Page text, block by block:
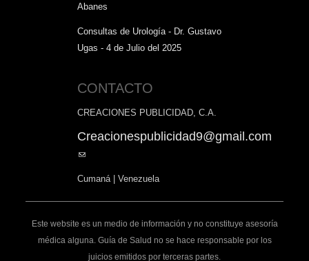
Abanes
Consultas de Urología - Dr. Gustavo
Ugas - 4 de Julio del 2025
CONTACTO
CREACIONES PUBLICIDAD, C.A.
Creacionespublicidad9@gmail.com
(link
mail)
Cumaná | Venezuela
Este website es un medio de información y no constituye asesoría
médica alguna. Guía de Salud no se hace responsable por los
juicios emitidos por terceras partes.